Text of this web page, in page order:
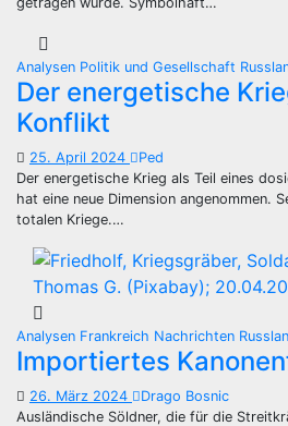
Analysen Politik und Gesellschaft
Der energetische
Konflikt
25. April 2024
Ped
Der energetische Krieg als Teil eines
hat eine neue Dimension angenommen.
totalen Kriege.…
Analysen Frankreich Nachrichten
Importiertes
26. März 2024
Drago Bosnic
Ausländische Söldner, die für die